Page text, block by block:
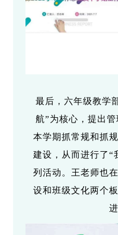
最后，六年级教学
航”为核心，提出
本学期抓常规和抓
建设，从而进行了“
列活动。王老师也
设和班级文化两个